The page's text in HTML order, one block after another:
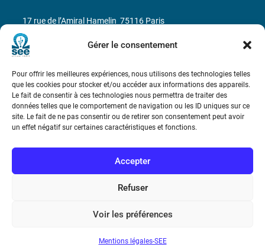
Gérer le consentement
Pour offrir les meilleures expériences, nous utilisons des technologies telles
que les cookies pour stocker et/ou accéder aux informations des appareils.
Le fait de consentir à ces technologies nous permettra de traiter des
données telles que le comportement de navigation ou les ID uniques sur ce
site. Le fait de ne pas consentir ou de retirer son consentement peut avoir
un effet négatif sur certaines caractéristiques et fonctions.
Accepter
Refuser
Voir les préférences
Mentions légales-SEE
Conditions Générales de Vente
17 rue de l’Amiral Hamelin 75116 Paris
Métro : « Boissière » Ligne 6 et « Iéna » Ligne 9
Téléphone : (+33) 1 56 90 37 17
N° de SIREN : 785 393 232, Code APE : 9412Z TVA intra-
communautaire : FR44 785 393 232